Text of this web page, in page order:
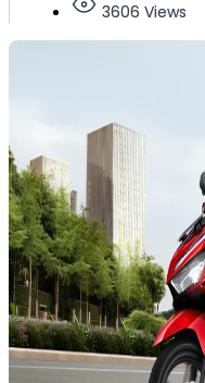
3606 Views